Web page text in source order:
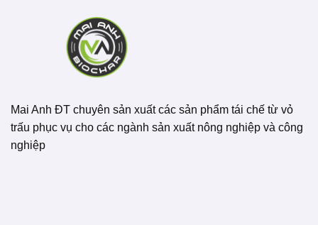
Mai Anh ĐT chuyên sản xuất các sản phẩm tái chế từ vỏ
trấu phục vụ cho các ngành sản xuất nông nghiệp và công
nghiệp